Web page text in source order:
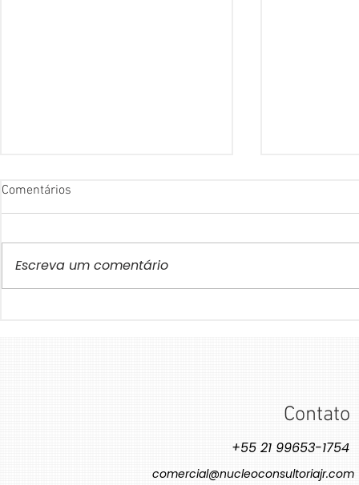
Comentários
Escreva um comentário
Contato
+55 21 99653-1754
comercial@nucleoconsultoriajr.com